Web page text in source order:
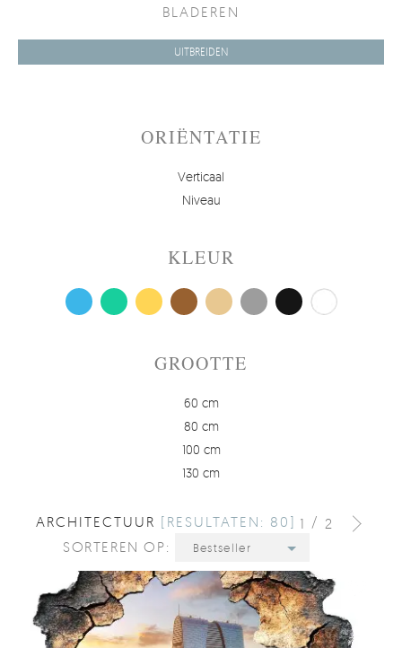
BLADEREN
UITBREIDEN
ORIËNTATIE
Verticaal
Niveau
KLEUR
GROOTTE
60 cm
80 cm
100 cm
130 cm
1 / 2
ARCHITECTUUR [RESULTATEN: 80]
SORTEREN OP:
Bestseller